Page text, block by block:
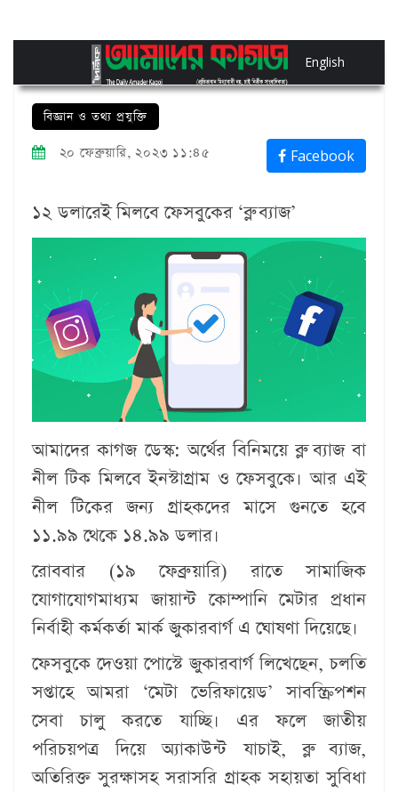
English
বিজ্ঞান ও তথ্য প্রযুক্তি
২০ ফেব্রুয়ারি, ২০২৩ ১১:৪৫ Facebook
১২ ডলারেই মিলবে ফেসবুকের ‘ব্লু ব্যাজ’
আমাদের কাগজ ডেস্ক: অর্থের বিনিময়ে ব্লু ব্যাজ বা
নীল টিক মিলবে ইনস্টাগ্রাম ও ফেসবুকে। আর এই
নীল টিকের জন্য গ্রাহকদের মাসে গুনতে হবে
১১.৯৯ থেকে ১৪.৯৯ ডলার।
রোববার (১৯ ফেব্রুয়ারি) রাতে সামাজিক
যোগাযোগমাধ্যম জায়ান্ট কোম্পানি মেটার প্রধান
নির্বাহী কর্মকর্তা মার্ক জুকারবার্গ এ ঘোষণা দিয়েছে।
ফেসবুকে দেওয়া পোস্টে জুকারবার্গ লিখেছেন, চলতি
সপ্তাহে আমরা ‘মেটা ভেরিফায়েড’ সাবস্ক্রিপশন
সেবা চালু করতে যাচ্ছি। এর ফলে জাতীয়
পরিচয়পত্র দিয়ে অ্যাকাউন্ট যাচাই, ব্লু ব্যাজ,
অতিরিক্ত সুরক্ষাসহ সরাসরি গ্রাহক সহায়তা সুবিধা